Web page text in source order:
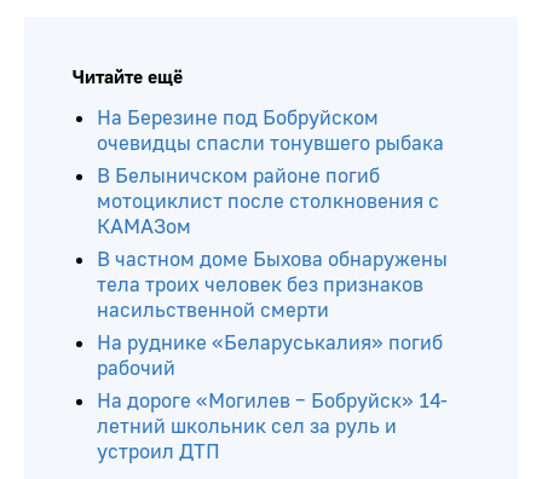
Читайте ещё
На Березине под Бобруйском
очевидцы спасли тонувшего рыбака
В Белыничском районе погиб
мотоциклист после столкновения с
КАМАЗом
В частном доме Быхова обнаружены
тела троих человек без признаков
насильственной смерти
На руднике «Беларуськалия» погиб
рабочий
На дороге «Могилев – Бобруйск» 14-
летний школьник сел за руль и
устроил ДТП